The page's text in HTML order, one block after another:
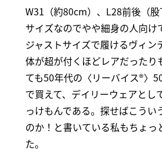
W31（約80cm）、L28前後（
サイズなのでやや細身の人向け
ジャストサイズで履けるヴィン
体が超が付くほどレアだったり
ても50年代の〈リーバイス®〉
で買えて、デイリーウェアとし
っけもんである。探せばこうい
のか！と書いている私もちょっ
た。